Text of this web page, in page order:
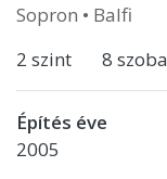
Sopron • Balfi
2 szint
8 szoba
Építés éve
2005